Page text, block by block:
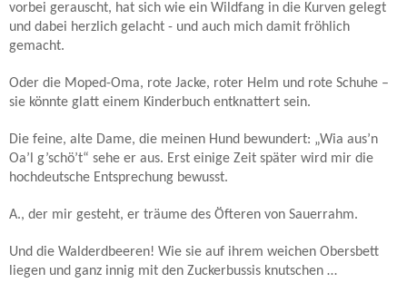
vorbei gerauscht, hat sich wie ein Wildfang in die Kurven gelegt
und dabei herzlich gelacht - und auch mich damit fröhlich
gemacht.
Oder die Moped-Oma, rote Jacke, roter Helm und rote Schuhe –
sie könnte glatt einem Kinderbuch entknattert sein.
Die feine, alte Dame, die meinen Hund bewundert: „Wia aus’n
Oa’l g’schö’t“ sehe er aus. Erst einige Zeit später wird mir die
hochdeutsche Entsprechung bewusst.
A., der mir gesteht, er träume des Öfteren von Sauerrahm.
Und die Walderdbeeren! Wie sie auf ihrem weichen Obersbett
liegen und ganz innig mit den Zuckerbussis knutschen …